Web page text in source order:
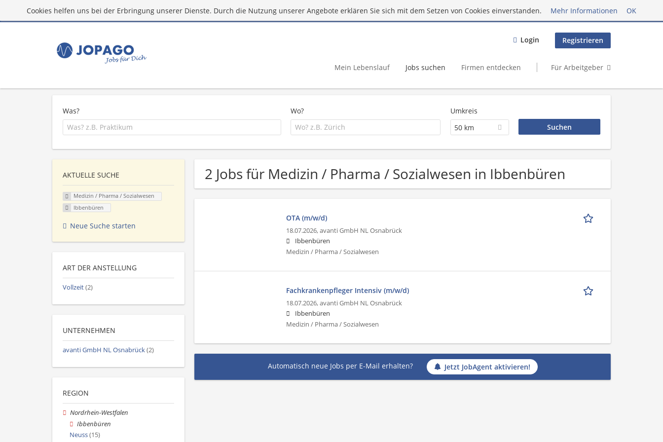
Cookies helfen uns bei der Erbringung unserer Dienste. Durch die Nutzung unserer Angebote erklären Sie sich mit dem Setzen von Cookies einverstanden. Mehr Informationen OK
Login Registrieren
Mein Lebenslauf Jobs suchen Firmen entdecken Für Arbeitgeber
Was? Wo?
Umkreis
50 km
2 Jobs für Medizin / Pharma / Sozialwesen in Ibbenbüren
OTA (m/w/d)
18.07.2026,avanti GmbH NL Osnabrück
Ibbenbüren
Medizin / Pharma / Sozialwesen
Fachkrankenpfleger Intensiv (m/w/d)
18.07.2026,avanti GmbH NL Osnabrück
Ibbenbüren
Medizin / Pharma / Sozialwesen
Automatisch neue Jobs per E-Mail erhalten? Jetzt JobAgent aktivieren!
AKTUELLE SUCHE
Medizin / Pharma / Sozialwesen
Ibbenbüren
Neue Suche starten
ART DER ANSTELLUNG
Vollzeit(2)
UNTERNEHMEN
avanti GmbH NL Osnabrück(2)
REGION
Nordrhein-Westfalen
Ibbenbüren
Neuss(15)